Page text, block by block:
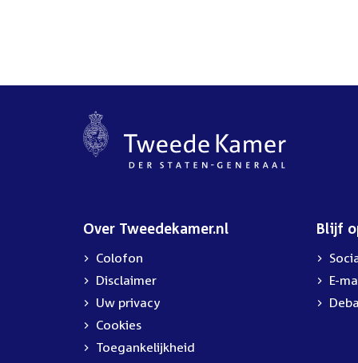
Over Tweedekamer.nl
Colofon
Disclaimer
Uw privacy
Cookies
Toegankelijkheid
Blijf
E-